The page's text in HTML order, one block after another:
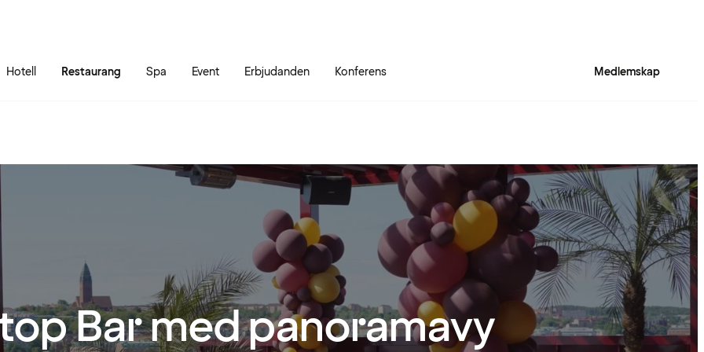
Hotell Restaurang Spa Event Erbjudanden Konferens Medlemskap
Bar med panoramavy